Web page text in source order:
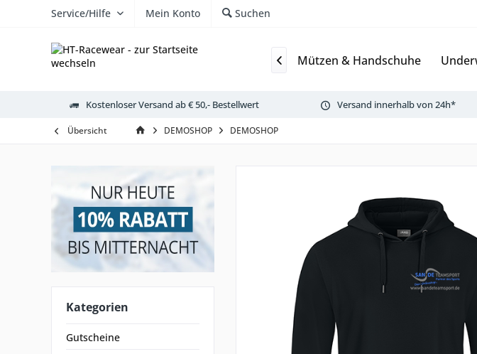
Service/Hilfe Mein Konto Suchen
Stutzen & Schoner Jacken Mützen & Handschuhe

Kostenloser Versand ab € 50,- Bestellwert Versand innerhalb von 24h*
Übersicht DEMOSHOP DEMOSHOP
Kategorien
Gutscheine